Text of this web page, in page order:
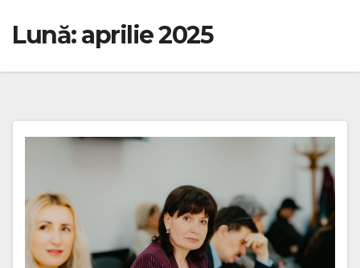
Lună:aprilie 2025